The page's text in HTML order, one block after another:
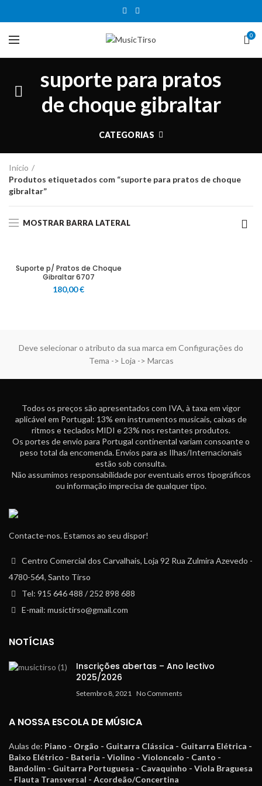
0
suporte para pratos
de choque gibraltar
CATEGORIAS
Início
Produtos etiquetados com “suporte para pratos de choque
gibraltar”
MOSTRAR BARRA LATERAL
Suporte p/ Pratos de Choque
Gibraltar 6707
180,00€
Deve selecionar o atributo da sua marca em Configurações do
Tema -> Loja -> Marcas
Todos os preços são apresentados com IVA, à taxa em vigor
aplicável em Portugal: 13% em instrumentos musicais, caixas de
ritmos e teclados MIDI e 23% nos restantes produtos.
Os portes de envio para Portugal continental variam consoante o
peso total da encomenda. Envios para as Ilhas/Internacionais
estão sob consulta.
Não assumimos responsabilidade por eventuais erros tipográficos
ou informação imprecisa de qualquer tipo.
Contacte-nos. Estamos ao seu dispor!
Centro Comercial dos Carvalhais, Loja 92 Rua Zulmira Azevedo -
4780-564, Santo Tirso
Tel: 915 646 488 / 252 898 688
E-mail: musictirso@gmail.com
NOTÍCIAS
Inscrições abertas – Ano lectivo
2025/2026
Setembro 8, 2021 No Comments
A NOSSA ESCOLA DE MÚSICA
Aulas de: Piano - Orgão - Guitarra Clássica - Guitarra Elétrica -
Baixo Elétrico - Bateria - Violino - Violoncelo - Canto -
Bandolim - Guitarra Portuguesa - Cavaquinho - Viola Braguesa
- Flauta Transversal - Acordeão/Concertina